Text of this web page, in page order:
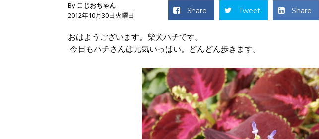
By こじおちゃん
2012年10月30日火曜日
Share Tweet Share
おはようございます。柴犬ハチです。
今日もハチさんは元気いっぱい。どんどん歩きます。